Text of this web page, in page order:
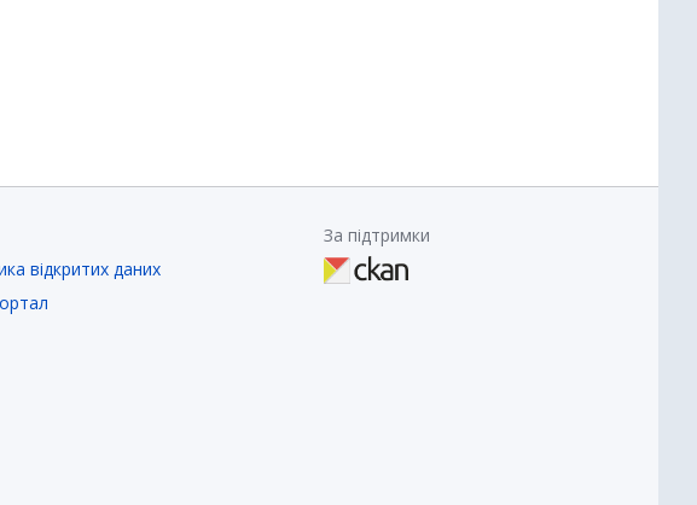
відкритих даних
За підтримки